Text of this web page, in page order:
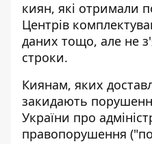
киян, які отримали
Центрів
даних тощо, але не
строки.
Киянам, яких
закидають
України про
правопорушення